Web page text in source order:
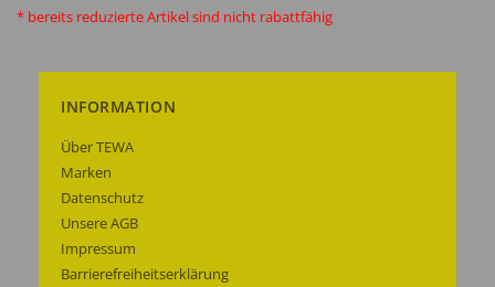
* bereits reduzierte Artikel sind nicht rabattfähig
INFORMATION
Über TEWA
Marken
Datenschutz
Unsere AGB
Impressum
Barrierefreiheitserklärung